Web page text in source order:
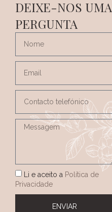
DEIXE-NOS UMA
PERGUNTA
Li e aceito a Política de
Privacidade
ENVIAR